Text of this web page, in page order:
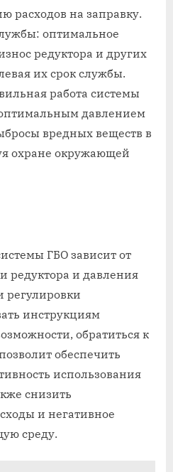
расходов на заправку.
оптимальное
редуктора и других
их срок службы.
работа системы
давлением
вредных веществ в
охране окружающей
ГБО зависит от
редуктора и давления
регулировки
инструкциям
обратиться к
обеспечить
использования
снизить
и негативное
среду.